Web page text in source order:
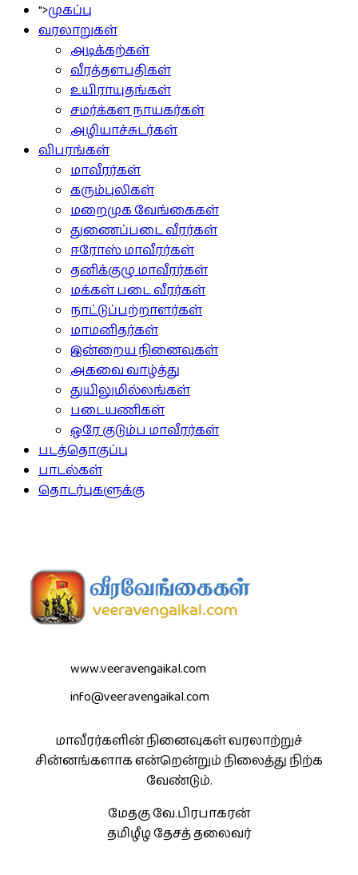
">முகப்பு
வரலாறுகள்
அடிக்கற்கள்
வீரத்தளபதிகள்
உயிராயுதங்கள்
சமர்க்கள நாயகர்கள்
அழியாச்சுடர்கள்
விபரங்கள்
மாவீரர்கள்
கரும்புலிகள்
மறைமுக வேங்கைகள்
துணைப்படை வீரர்கள்
ஈரோஸ் மாவீரர்கள்
தனிக்குழு மாவீரர்கள்
மக்கள் படை வீரர்கள்
நாட்டுப்பற்றாளர்கள்
மாமனிதர்கள்
இன்றைய நினைவுகள்
அகவை வாழ்த்து
துயிலுமில்லங்கள்
படையணிகள்
ஒரே குடும்ப மாவீரர்கள்
படத்தொகுப்பு
பாடல்கள்
தொடர்புகளுக்கு
www.veeravengaikal.com
info@veeravengaikal.com
மாவீரர்களின் நினைவுகள் வரலாற்றுச்
சின்னங்களாக என்றென்றும் நிலைத்து நிற்க
வேண்டும்.
மேதகு வே.பிரபாகரன்
தமிழீழ தேசத் தலைவர்